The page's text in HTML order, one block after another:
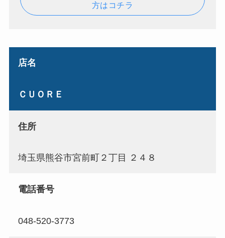
方はコチラ
店名
ＣＵＯＲＥ
住所
埼玉県熊谷市宮前町２丁目 ２４８
電話番号
048-520-3773